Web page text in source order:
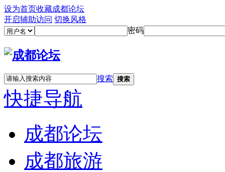
设为首页收藏成都论坛
开启辅助访问 切换风格
密码
搜索 搜索
快捷导航
成都论坛
成都旅游